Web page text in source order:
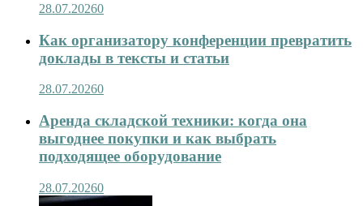
28.07.20260
Как организатору конференции превратить
доклады в тексты и статьи
28.07.20260
Аренда складской техники: когда она
выгоднее покупки и как выбрать
подходящее оборудование
28.07.20260